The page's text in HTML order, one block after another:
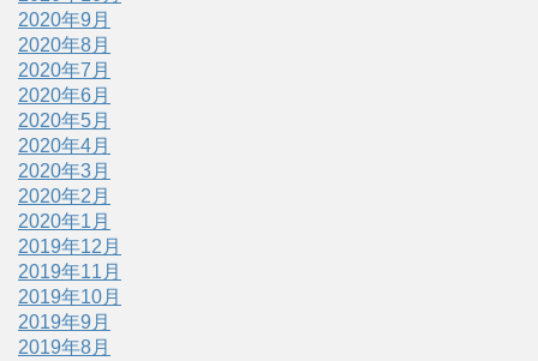
2020年9月
2020年8月
2020年7月
2020年6月
2020年5月
2020年4月
2020年3月
2020年2月
2020年1月
2019年12月
2019年11月
2019年10月
2019年9月
2019年8月